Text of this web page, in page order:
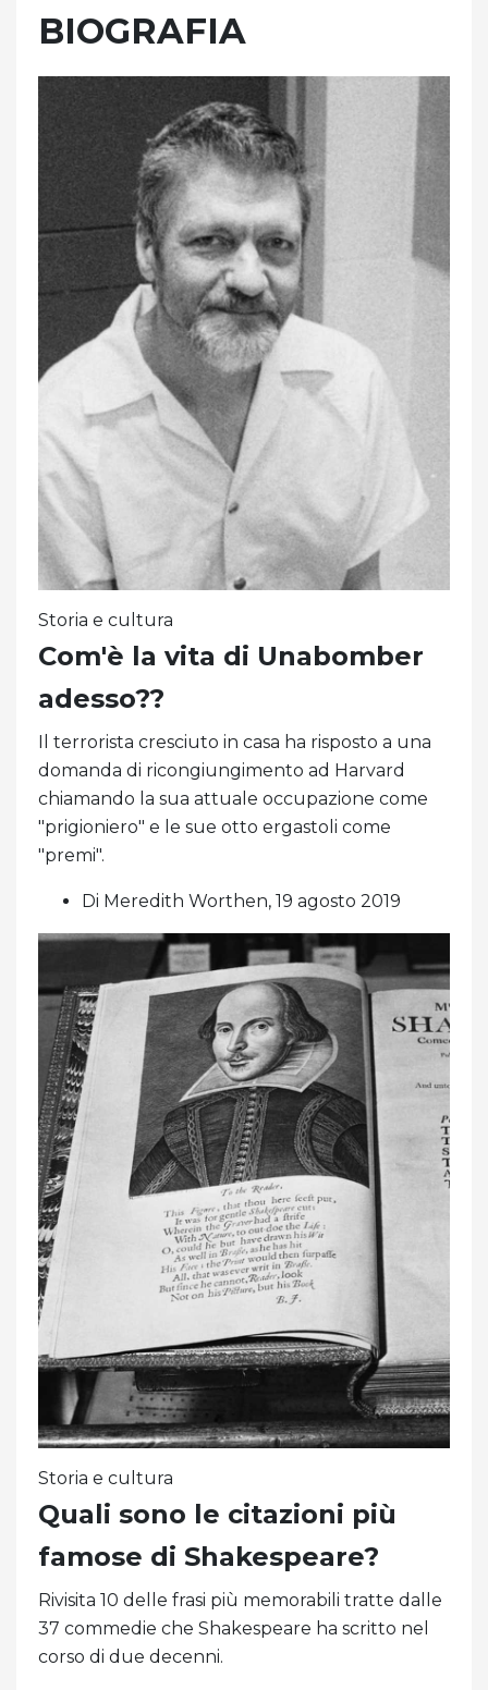
BIOGRAFIA
Storia e cultura
Com'è la vita di Unabomber
adesso??
Il terrorista cresciuto in casa ha risposto a una
domanda di ricongiungimento ad Harvard
chiamando la sua attuale occupazione come
"prigioniero" e le sue otto ergastoli come
"premi".
Di Meredith Worthen, 19 agosto 2019
Storia e cultura
Quali sono le citazioni più
famose di Shakespeare?
Rivisita 10 delle frasi più memorabili tratte dalle
37 commedie che Shakespeare ha scritto nel
corso di due decenni.